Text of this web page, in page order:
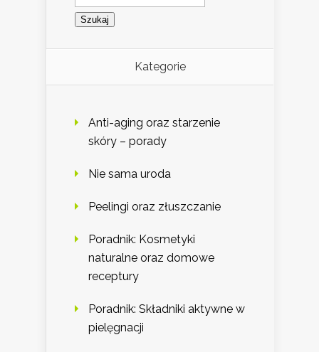
Kategorie
Anti-aging oraz starzenie
skóry – porady
Nie sama uroda
Peelingi oraz złuszczanie
Poradnik: Kosmetyki
naturalne oraz domowe
receptury
Poradnik: Składniki aktywne w
pielęgnacji